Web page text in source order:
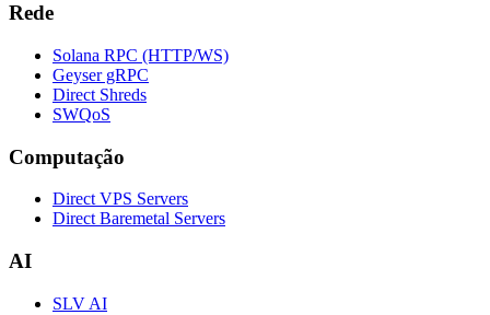
Rede
Solana RPC (HTTP/WS)
Geyser gRPC
Direct Shreds
SWQoS
Computação
Direct VPS Servers
Direct Baremetal Servers
AI
SLV AI